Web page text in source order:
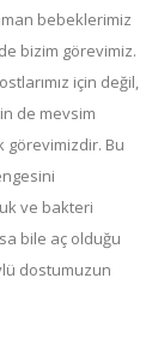
bebeklerimiz
bizim görevimiz.
için değil,
de mevsim
görevimizdir. Bu
ve bakteri
bile aç olduğu
dostumuzun